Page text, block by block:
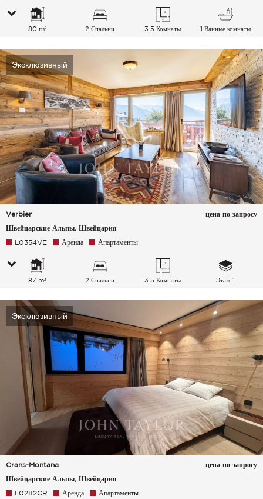
80 m² 2 Спальни 3.5 Комнаты 1 Ванные комнаты
Эксклюзивный
Verbier
Швейцарские Альпы, Швейцария
цена по запросу
L0354VE Аренда Апартаменты
87 m² 2 Спальни 3.5 Комнаты Этаж 1
Эксклюзивный
Crans-Montana
Швейцарские Альпы, Швейцария
цена по запросу
L0282CR Аренда Апартаменты